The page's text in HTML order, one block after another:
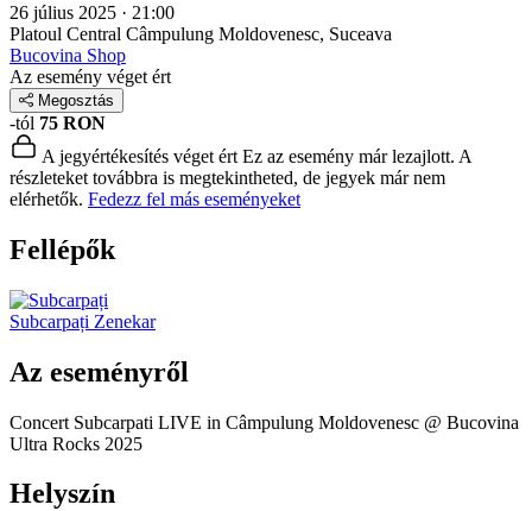
26 július 2025 · 21:00
Platoul Central Câmpulung Moldovenesc, Suceava
Bucovina Shop
Az esemény véget ért
Megosztás
-tól 75 RON
A jegyértékesítés véget ért Ez az esemény már lezajlott. A
részleteket továbbra is megtekintheted, de jegyek már nem
elérhetők. Fedezz fel más eseményeket
Fellépők
Subcarpați Zenekar
Az eseményről
Concert Subcarpati LIVE in Câmpulung Moldovenesc @ Bucovina
Ultra Rocks 2025
Helyszín